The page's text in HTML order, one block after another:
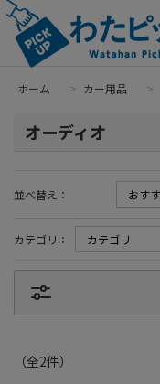
ホーム > カー用品 >
オーディオ
並べ替え：
カテゴリ：
（全2件）